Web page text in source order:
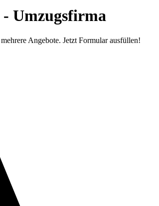
- Umzugsfirma
Angebote. Jetzt Formular ausfüllen!